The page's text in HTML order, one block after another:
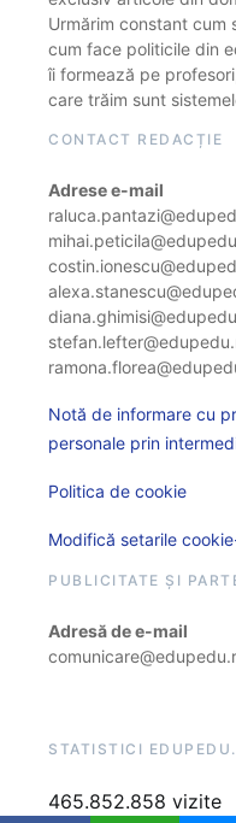
Urmărim constant cum
cum face politicile din
îi formează pe
care trăim sunt
CONTACT REDACȚIE
Adrese e-mail
Notă de informare cu
personale prin
Politica de cookie
Modifică setarile
PUBLICITATE ȘI
Adresă de e-mail
STATISTICI
465.852.858 vizite